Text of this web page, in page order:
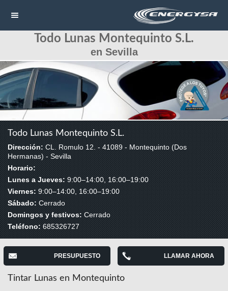
HOME
CONTACTAR
LLAMAR
Todo Lunas Montequinto S.L.
en Sevilla
Todo Lunas Montequinto S.L.
Dirección: CL. Romulo 12. - 41089 - Montequinto (Dos
Hermanas) - Sevilla
Horario:
Lunes a Jueves:9:00–14:00, 16:00–19:00
Viernes:9:00–14:00, 16:00–19:00
Sábado:Cerrado
Domingos y festivos:Cerrado
Teléfono:685326727
PRESUPUESTO LLAMAR AHORA
Tintar Lunas en Montequinto